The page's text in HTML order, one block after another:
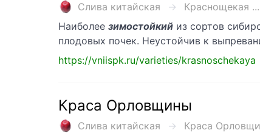
Слива китайская
Краснощекая ...
Наиболее зимостойкий из сортов
плодовых почек. Неустойчив к
https://vniispk.ru/varieties/krasnoschekaya
Краса Орловщины
Слива китайская
Краса